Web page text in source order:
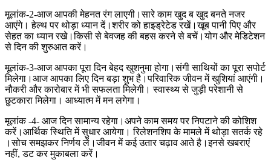
मूलांक-2-आज आपकी मेहनत रंग लाएगी।सारे काम खुद ब खुद बनते नजर
आएंगे। हेल्थ पर थोड़ा ध्यान दें।शरीर को हाइड्रेटेड रखें।खूब पानी पिए और
सेहत का ध्यान रखे।किसी से बेवजह की बहस करने से बचें।योग और मेडिटेशन
से दिन की शुरुआत करें।
मूलांक-3-आज आपका पूरा दिन बेहद खुशनुमा होगा।संगी साथियों का पूरा सपोर्ट
मिलेगा।आज आपका लिए दिन बड़ा शुभ है।परिवारिक जीवन में खुशियां आएंगी।
नौकरी और कारोबार में भी सफलता मिलेगी। स्वास्थ्य से जुड़ी परेशानी से
छुटकारा मिलेगा। आध्यात्म में मन लगेगा।
मूलांक -4- आज दिन सामान्य रहेगा।अपने काम समय पर निपटाने की कोशिश
करें।आर्थिक स्थिति में सुधार आयेगा। रिलेशनशिप के मामले में थोड़ा सतर्क रहे
।सोच समझकर निर्णय लें।जीवन में कई उतार चढ़ाव आते है।इनसे खबराएं
नहीं, डट कर मुकाबला करें।